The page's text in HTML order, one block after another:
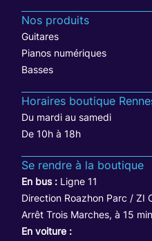
Nos produits
Guitares
Pianos numériques
Basses
Horaires boutique
Du mardi au samedi
De 10h à 18h
Se rendre à la boutique
En bus : Ligne 11
Direction Roazhon Parc / ZI
Arrêt Trois Marches, à 15
En voiture :